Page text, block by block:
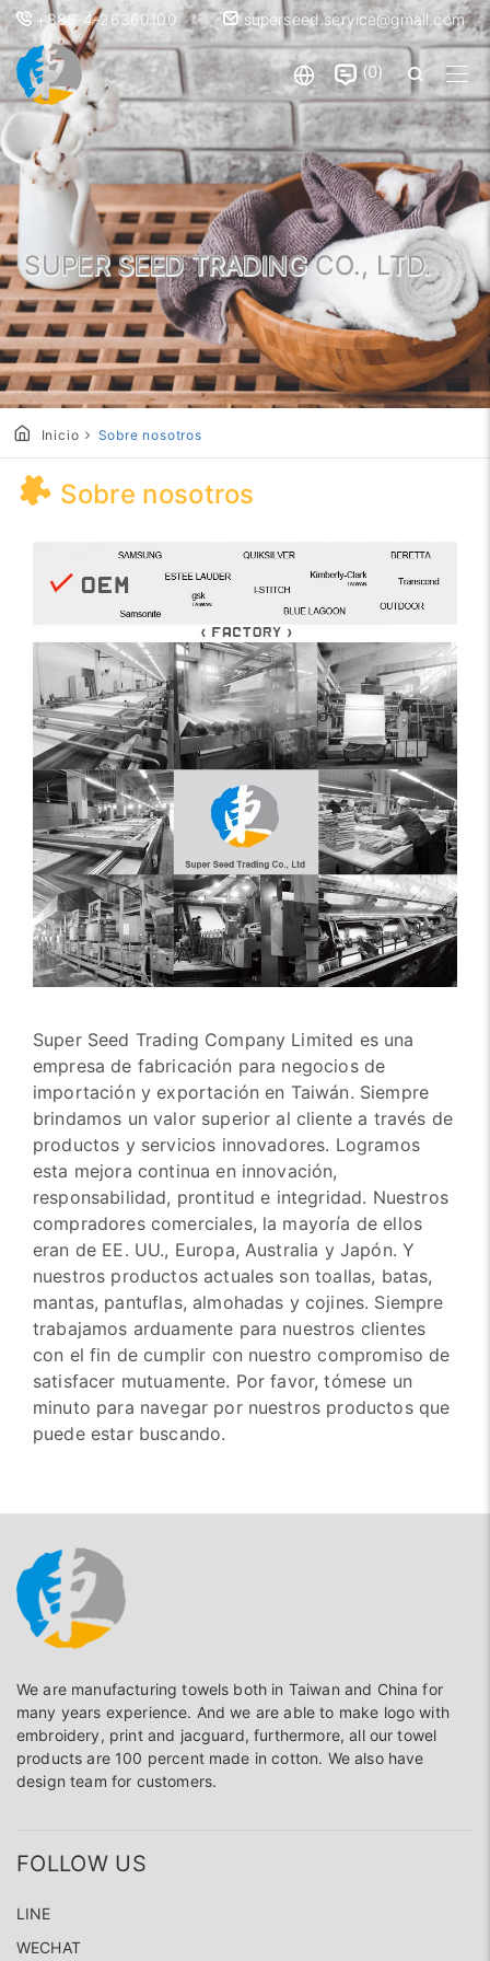
+886-4-26360100 superseed.service@gmail.com
0
SUPER SEED TRADING CO., LTD.
Inicio Sobre nosotros
Sobre nosotros
Super Seed Trading Company Limited es una
empresa de fabricación para negocios de
importación y exportación en Taiwán. Siempre
brindamos un valor superior al cliente a través de
productos y servicios innovadores. Logramos
esta mejora continua en innovación,
responsabilidad, prontitud e integridad. Nuestros
compradores comerciales, la mayoría de ellos
eran de EE. UU., Europa, Australia y Japón. Y
nuestros productos actuales son toallas, batas,
mantas, pantuflas, almohadas y cojines. Siempre
trabajamos arduamente para nuestros clientes
con el fin de cumplir con nuestro compromiso de
satisfacer mutuamente. Por favor, tómese un
minuto para navegar por nuestros productos que
puede estar buscando.
We are manufacturing towels both in Taiwan and China for
many years experience. And we are able to make logo with
embroidery, print and jacguard, furthermore, all our towel
products are 100 percent made in cotton. We also have
design team for customers.
FOLLOW US
LINE
WECHAT